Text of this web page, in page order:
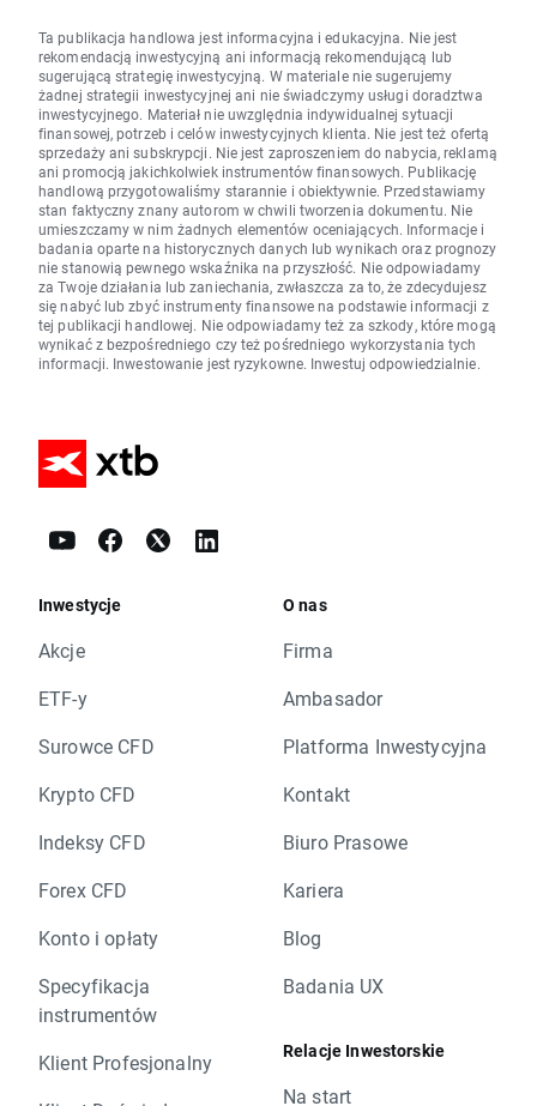
Ta publikacja handlowa jest informacyjna i edukacyjna. Nie jest
rekomendacją inwestycyjną ani informacją rekomendującą lub
sugerującą strategię inwestycyjną. W materiale nie sugerujemy
żadnej strategii inwestycyjnej ani nie świadczymy usługi doradztwa
inwestycyjnego. Materiał nie uwzględnia indywidualnej sytuacji
finansowej, potrzeb i celów inwestycyjnych klienta. Nie jest też ofertą
sprzedaży ani subskrypcji. Nie jest zaproszeniem do nabycia, reklamą
ani promocją jakichkolwiek instrumentów finansowych. Publikację
handlową przygotowaliśmy starannie i obiektywnie. Przedstawiamy
stan faktyczny znany autorom w chwili tworzenia dokumentu. Nie
umieszczamy w nim żadnych elementów oceniających. Informacje i
badania oparte na historycznych danych lub wynikach oraz prognozy
nie stanowią pewnego wskaźnika na przyszłość. Nie odpowiadamy
za Twoje działania lub zaniechania, zwłaszcza za to, że zdecydujesz
się nabyć lub zbyć instrumenty finansowe na podstawie informacji z
tej publikacji handlowej. Nie odpowiadamy też za szkody, które mogą
wynikać z bezpośredniego czy też pośredniego wykorzystania tych
informacji. Inwestowanie jest ryzykowne. Inwestuj odpowiedzialnie.
Inwestycje
Akcje
ETF-y
Surowce CFD
Krypto CFD
Indeksy CFD
Forex CFD
Konto i opłaty
Specyfikacja
instrumentów
Klient Profesjonalny
O nas
Firma
Ambasador
Platforma Inwestycyjna
Kontakt
Biuro Prasowe
Kariera
Blog
Badania UX
Relacje Inwestorskie
Na start